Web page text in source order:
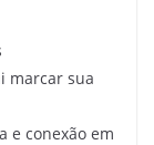
marcar sua
e conexão em